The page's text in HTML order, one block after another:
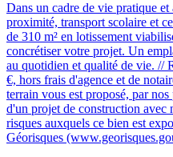
Dans un cadre de vie pratique et
proximité, transport scolaire et
de 310 m² en lotissement
concrétiser votre projet. Un
au quotidien et qualité de vie. //
€, hors frais d'agence et de
terrain vous est proposé, par
d'un projet de construction avec
risques auxquels ce bien est
Géorisques